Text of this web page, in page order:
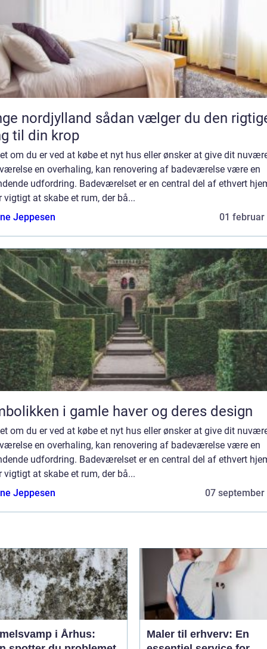
sådan vælger du den rigtige
til din krop
om du er ved at købe et nyt hus eller ønsker at give dit
en overhaling, kan renovering af badeværelse være en
udfordring. Badeværelset er en central del af ethvert
vigtigt at skabe et rum, der bå...
Jeppesen
01 februar
i gamle haver og deres design
om du er ved at købe et nyt hus eller ønsker at give dit
en overhaling, kan renovering af badeværelse være en
udfordring. Badeværelset er en central del af ethvert
vigtigt at skabe et rum, der bå...
Jeppesen
07 september
i Århus:
Maler til erhverv: En